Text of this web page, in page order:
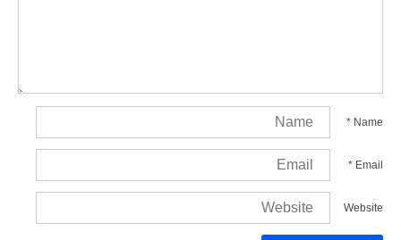
Name
*
Email
*
Website